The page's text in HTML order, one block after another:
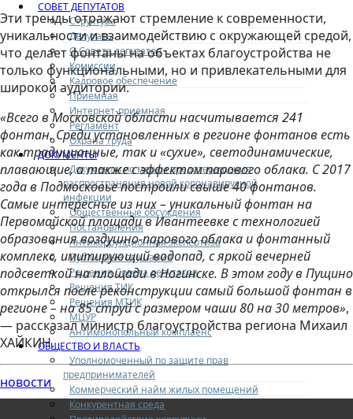
СОВЕТ ДЕПУТАТОВ
Структура
Депутаты
О Совете депутатов
Комиссии
Кадровое обеспечение
Приемная
Интернет-приемная
Регламент
Охрана труда
ДОКУМЕНТЫ
Документы по мерам предотвращения
распространения новой коронавирусной
инфекции
Общественные обсуждения
Постановления
Антикоррупционная экспертиза
Публичные слушания
Решения Совета депутатов
Решения ТИК
Решения МТИК
МЦУР
Антимонопольный комплаенс
ОБЩЕСТВО И ВЛАСТЬ
Уполномоченный по защите прав
предпринимателей
Коммерческий найм жилых помещений
Конкурентная среда
Эти тренды отражают стремление к современности,
уникальности и взаимодействию с окружающей средой,
что делает фонтаны на объектах благоустройства не
только функциональными, но и привлекательными для
широкой аудитории.
«Всего в Московской области насчитывается 241
фонтан. Среди установленных в регионе фонтанов есть
как традиционные, так и «сухие», светодинамические,
плавающие, а также с эффектом парового облака. С 2017
года в Подмосковье построили свыше 40 фонтанов.
Самые интересные из них – уникальный фонтан на
Первомайской площади в Ивантеевке с технологией
образования воздушно-парового облака и фонтанный
комплекс, имитирующий водопад, с яркой вечерней
подсветкой на площади в Ногинске. В этом году в Пущино
открылся после реконструкции самый большой фонтан в
регионе – на 85 струй с размером чаши 80 на 30 метров»,
— рассказал министр благоустройства региона Михаил
ХАЙКИН.
новости